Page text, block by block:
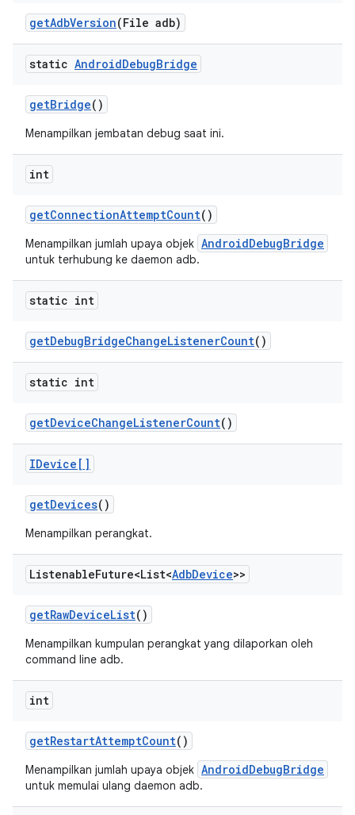
getAdbVersion(File adb)
static AndroidDebugBridge
getBridge()
Menampilkan jembatan debug saat ini.
int
getConnectionAttemptCount()
Menampilkan jumlah upaya objek AndroidDebugBridge
untuk terhubung ke daemon adb.
static int
getDebugBridgeChangeListenerCount()
static int
getDeviceChangeListenerCount()
IDevice[]
getDevices()
Menampilkan perangkat.
ListenableFuture<List<AdbDevice>>
getRawDeviceList()
Menampilkan kumpulan perangkat yang dilaporkan oleh
command line adb.
int
getRestartAttemptCount()
Menampilkan jumlah upaya objek AndroidDebugBridge
untuk memulai ulang daemon adb.